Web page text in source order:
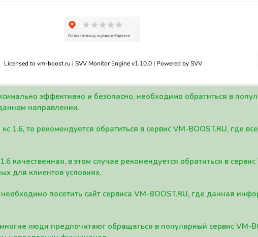
Licensed to vm-boost.ru | SVV Monitor Engine v1.10.0 | Powered by SVV
эффективно и безопасно, необходимо обратиться в
направлении.
1.6, то рекомендуется обратиться в сервис VM-BOOST.RU, где
качественная, в этом случае рекомендуется обратиться в
для клиентов условиях.
посетить сайт сервиса VM-BOOST.RU, где данная
люди предпочитают обращаться в популярный сервис VM-